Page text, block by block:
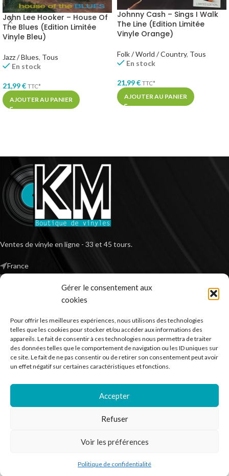
Gérer le consentement aux
cookies
Pour offrir les meilleures expériences, nous utilisons des technologies
telles que les cookies pour stocker et/ou accéder aux informations des
appareils. Le fait de consentir à ces technologies nous permettra de traiter
des données telles que le comportement de navigation ou les ID uniques sur
ce site. Le fait de ne pas consentir ou de retirer son consentement peut avoir
un effet négatif sur certaines caractéristiques et fonctions.
Accepter
Refuser
Voir les préférences
Politique de confidentialité
John Lee Hooker – House Of
The Blues (Edition Limitée
Vinyle Bleu)
Jazz / Blues, Tous
En stock
21,99€ TTC*
AJOUTER AU PANIER
Johnny Cash – Sings I Walk
The Line (Edition Limitée
Vinyle Orange)
Folk / World / Country, Tous
En stock
21,99€ TTC*
AJOUTER AU PANIER
Ventes de vinyle en ligne - 33 et 45 tours.
France
*TVA non applicable – article 293 B du CGI
RECHERCHER DES PRODUITS
NOS SERVICES
BESOIN D’AIDE ?
Kilm Music2023